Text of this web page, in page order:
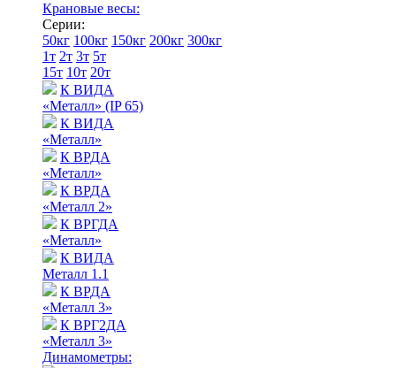
Крановые весы:
Серии:
50кг 100кг 150кг 200кг 300кг
1т 2т 3т 5т
15т 10т 20т
К ВИДА
«Металл» (IP 65)
К ВИДА
«Металл»
К ВРДА
«Металл»
К ВРДА
«Металл 2»
К ВРГДА
«Металл»
К ВИДА
Металл 1.1
К ВРДА
«Металл 3»
К ВРГ2ДА
«Металл 3»
Динамометры: